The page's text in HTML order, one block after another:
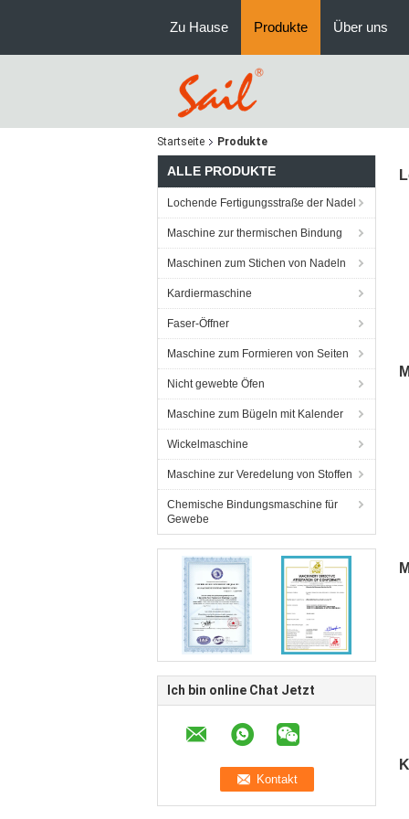
Zu Hause Produkte Über uns
Startseite Produkte
ALLE PRODUKTE
Lochende Fertigungsstraße der Nadel
Maschine zur thermischen Bindung
Maschinen zum Stichen von Nadeln
Kardiermaschine
Faser-Öffner
Maschine zum Formieren von Seiten
Nicht gewebte Öfen
Maschine zum Bügeln mit Kalender
Wickelmaschine
Maschine zur Veredelung von Stoffen
Chemische Bindungsmaschine für
Gewebe
Ich bin online Chat Jetzt